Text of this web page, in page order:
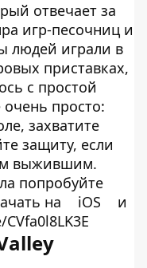
отвечает за
игр-песочниц и
людей играли в
приставках,
с простой
просто:
захватите
защиту, если
выжившим.
попробуйте
на
iOS
и